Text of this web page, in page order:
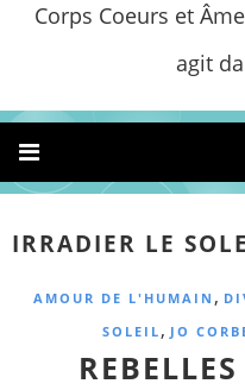
Corps Coeurs et
agit
IRRADIER LE
AMOUR DE L'HUMAIN ,
SOLEIL,JO